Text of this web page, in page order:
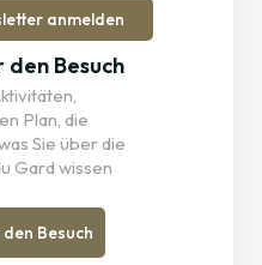
anmelden
Besuch
Plan, die
Sie über die
Gard wissen
Besuch